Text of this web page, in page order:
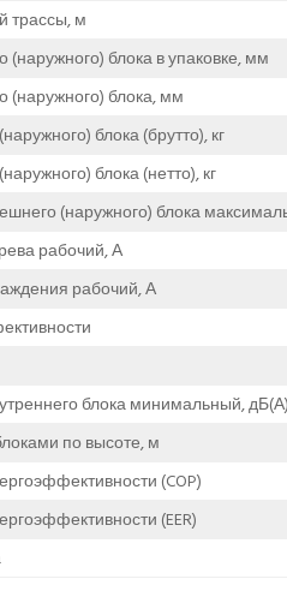
трассы, м
блока в упаковке, мм
блока, мм
блока (брутто), кг
блока (нетто), кг
(наружного) блока
рабочий, А
рабочий, А
блока минимальный, дБ(А)
по высоте, м
(COP)
(EER)